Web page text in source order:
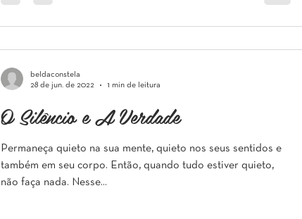
O Silêncio e A Verdade
Permaneça quieto na sua mente, quieto nos seus sentidos e
também em seu corpo. Então, quando tudo estiver quieto,
não faça nada. Nesse...
beldaconstela
28 de jun. de 2022
1 min de leitura